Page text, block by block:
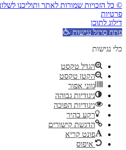
© כל הזכויות שמורות לאתר ותוליכנו
פרטיות
דילוג לתוכן
פתח סרגל נגישות
כלי נגישות
הגדל טקסט
הקטן טקסט
גווני אפור
ניגודיות גבוהה
ניגודיות הפוכה
רקע בהיר
הדגשת קישורים
פונט קריא
איפוס